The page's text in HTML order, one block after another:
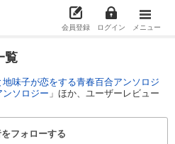
会員登録 ログイン メニュー
覧
地味子が恋をする青春百合アンソロジ
ソロジー 」ほか、ユーザーレビュー
フォローする